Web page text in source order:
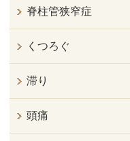
脊柱管狭窄症
くつろぐ
滞り
頭痛